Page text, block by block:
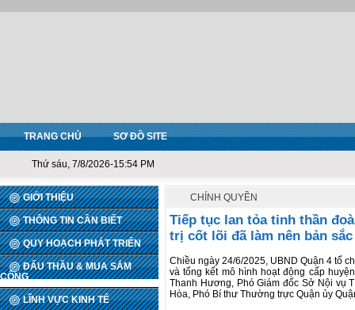
TRANG CHỦ SƠ ĐỒ SITE
Thứ sáu, 7/8/2026-15:54 PM
GIỚI THIỆU
THÔNG TIN CẦN BIẾT
QUY HOẠCH PHÁT TRIỂN
ĐẤU THẦU & MUA SẮM
CÔNG
LĨNH VỰC KINH TẾ
CHÍNH QUYỀN
Tiếp tục lan tỏa tinh thần
trị cốt lõi đã làm nên bản sắc
Chiều ngày 24/6/2025, UBND Quận 4 tổ
và tổng kết mô hình hoạt động cấp
Thanh Hương, Phó Giám đốc Sở Nội vụ
Hòa, Phó Bí thư Thường trực Quận ủy